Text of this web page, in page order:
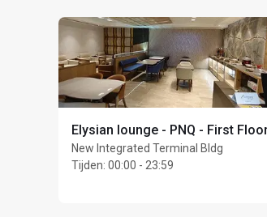
Elysian lounge - PNQ - First
New Integrated Terminal Bldg
Tijden: 00:00 - 23:59